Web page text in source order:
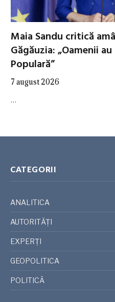
Maia Sandu critică
Găgăuzia: „Oamenii
Populară”
7 august 2026
…
CATEGORII
ANALITICA
AUTORITĂȚI
EXPERȚI
GEOPOLITICA
POLITICĂ